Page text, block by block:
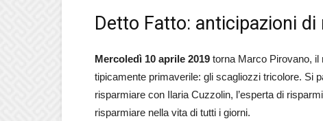
Detto Fatto: anticipazioni
Mercoledì 10 aprile 2019 torna Marco Pirovano, il
tipicamente primaverile: gli scagliozzi tricolore. Si
risparmiare con Ilaria Cuzzolin, l’esperta di
risparmiare nella vita di tutti i giorni.